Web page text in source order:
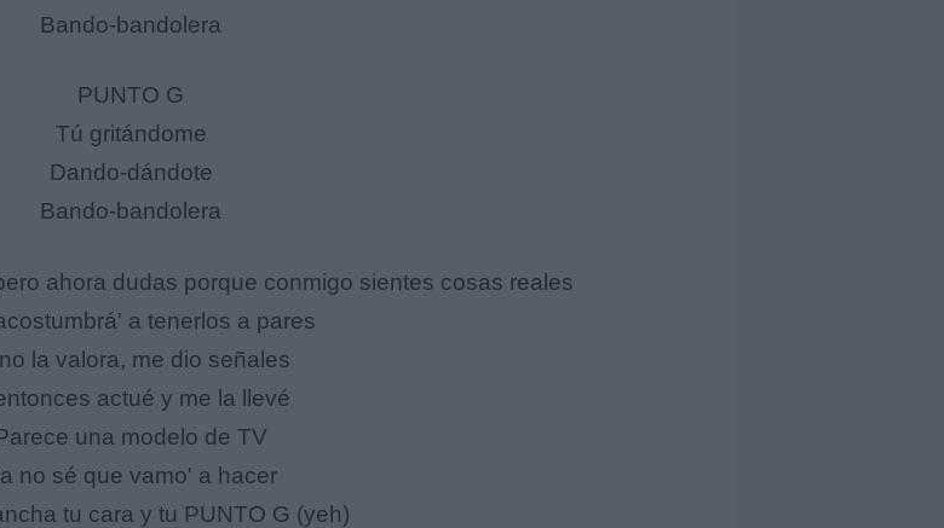
Bando-bandolera
PUNTO G
Tú gritándome
Dando-dándote
Bando-bandolera
ahora dudas porque conmigo sientes cosas reales
a tenerlos a pares
la valora, me dio señales
actué y me la llevé
una modelo de TV
no sé que vamo' a hacer
tu cara y tu PUNTO G (yeh)